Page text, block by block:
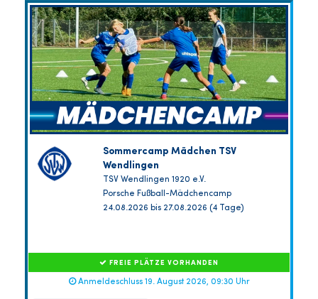
Sommercamp Mädchen TSV
Wendlingen
TSV Wendlingen 1920 e.V.
Porsche Fußball-Mädchencamp
24.08.2026 bis 27.08.2026 (4 Tage)
FREIE PLÄTZE VORHANDEN
Anmeldeschluss 19. August 2026, 09:30 Uhr